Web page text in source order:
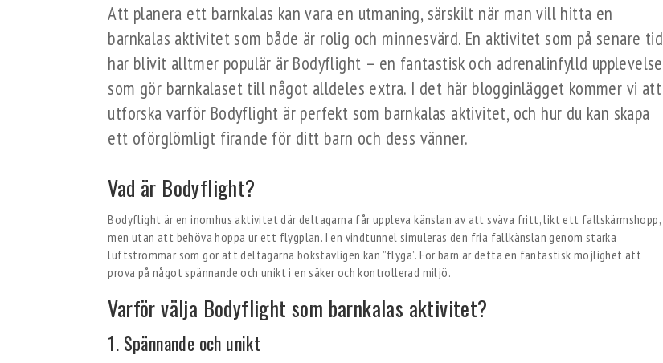
Att planera ett barnkalas kan vara en utmaning, särskilt när man vill hitta en
barnkalas aktivitet som både är rolig och minnesvärd. En aktivitet som på senare tid
har blivit alltmer populär är Bodyflight – en fantastisk och adrenalinfylld upplevelse
som gör barnkalaset till något alldeles extra. I det här blogginlägget kommer vi att
utforska varför Bodyflight är perfekt som barnkalas aktivitet, och hur du kan skapa
ett oförglömligt firande för ditt barn och dess vänner.
Vad är Bodyflight?
Bodyflight är en inomhus aktivitet där deltagarna får uppleva känslan av att sväva fritt, likt ett fallskärmshopp,
men utan att behöva hoppa ur ett flygplan. I en vindtunnel simuleras den fria fallkänslan genom starka
luftströmmar som gör att deltagarna bokstavligen kan ”flyga”. För barn är detta en fantastisk möjlighet att
prova på något spännande och unikt i en säker och kontrollerad miljö.
Varför välja Bodyflight som barnkalas aktivitet?
1. Spännande och unikt